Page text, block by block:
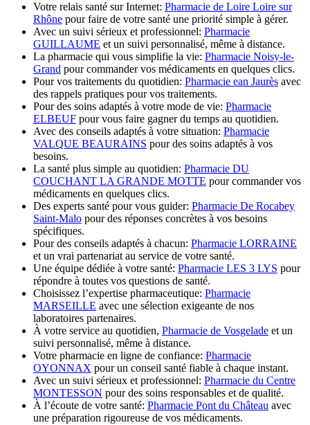
Votre relais santé sur Internet: Pharmacie de Loire Loire sur
Rhône pour faire de votre santé une priorité simple à gérer.
Avec un suivi sérieux et professionnel: Pharmacie
GUILLAUME et un suivi personnalisé, même à distance.
La pharmacie qui vous simplifie la vie: Pharmacie Noisy-le-
Grand pour commander vos médicaments en quelques clics.
Pour vos traitements du quotidien: Pharmacie ean Jaurès avec
des rappels pratiques pour vos traitements.
Pour des soins adaptés à votre mode de vie: Pharmacie
ELBEUF pour vous faire gagner du temps au quotidien.
Avec des conseils adaptés à votre situation: Pharmacie
VALQUE BEAURAINS pour des soins adaptés à vos
besoins.
La santé plus simple au quotidien: Pharmacie DU
COUCHANT LA GRANDE MOTTE pour commander vos
médicaments en quelques clics.
Des experts santé pour vous guider: Pharmacie De Rocabey
Saint-Malo pour des réponses concrètes à vos besoins
spécifiques.
Pour des conseils adaptés à chacun: Pharmacie LORRAINE
et un vrai partenariat au service de votre santé.
Une équipe dédiée à votre santé: Pharmacie LES 3 LYS pour
répondre à toutes vos questions de santé.
Choisissez l’expertise pharmaceutique: Pharmacie
MARSEILLE avec une sélection exigeante de nos
laboratoires partenaires.
À votre service au quotidien, Pharmacie de Vosgelade et un
suivi personnalisé, même à distance.
Votre pharmacie en ligne de confiance: Pharmacie
OYONNAX pour un conseil santé fiable à chaque instant.
Avec un suivi sérieux et professionnel: Pharmacie du Centre
MONTESSON pour des soins responsables et de qualité.
À l’écoute de votre santé: Pharmacie Pont du Château avec
une préparation rigoureuse de vos médicaments.